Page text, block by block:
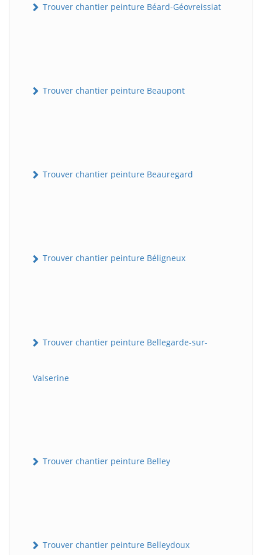
Trouver chantier peinture Béard-Géovreissiat
Trouver chantier peinture Beaupont
Trouver chantier peinture Beauregard
Trouver chantier peinture Béligneux
Trouver chantier peinture Bellegarde-sur-
Valserine
Trouver chantier peinture Belley
Trouver chantier peinture Belleydoux